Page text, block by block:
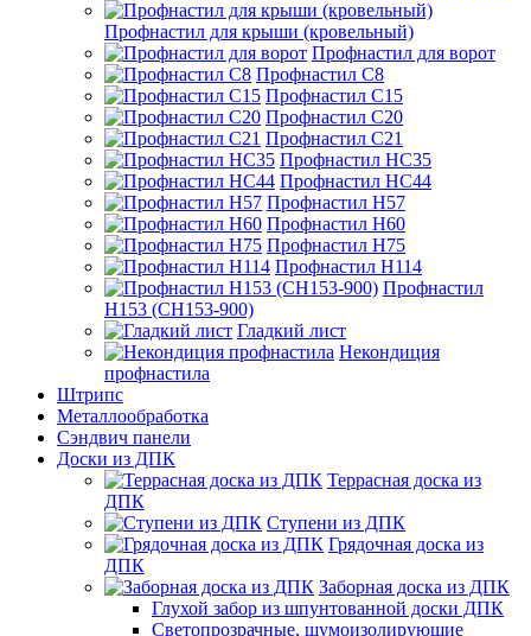
Профнастил для крыши (кровельный)
Профнастил для ворот
Профнастил С8
Профнастил С15
Профнастил С20
Профнастил С21
Профнастил НС35
Профнастил НС44
Профнастил Н57
Профнастил Н60
Профнастил Н75
Профнастил Н114
Профнастил
Н153 (СН153-900)
Гладкий лист
Некондиция
профнастила
Штрипс
Металлообработка
Сэндвич панели
Доски из ДПК
Террасная доска из
ДПК
Ступени из ДПК
Грядочная доска из
ДПК
Заборная доска из ДПК
Глухой забор из шпунтованной доски ДПК
Светопрозрачные, шумоизолирующие